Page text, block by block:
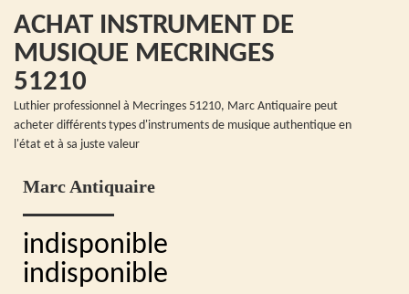
ACHAT INSTRUMENT DE
MUSIQUE MECRINGES
51210
Luthier professionnel à Mecringes 51210, Marc Antiquaire peut
acheter différents types d'instruments de musique authentique en
l'état et à sa juste valeur
Marc Antiquaire
indisponible
indisponible